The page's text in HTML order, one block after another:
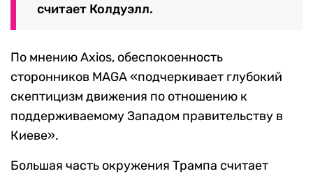
считает Колдуэлл.
По мнению Axios, обеспокоенность
сторонников MAGA «подчеркивает глубокий
скептицизм движения по отношению к
поддерживаемому Западом правительству в
Киеве».
Большая часть окружения Трампа считает